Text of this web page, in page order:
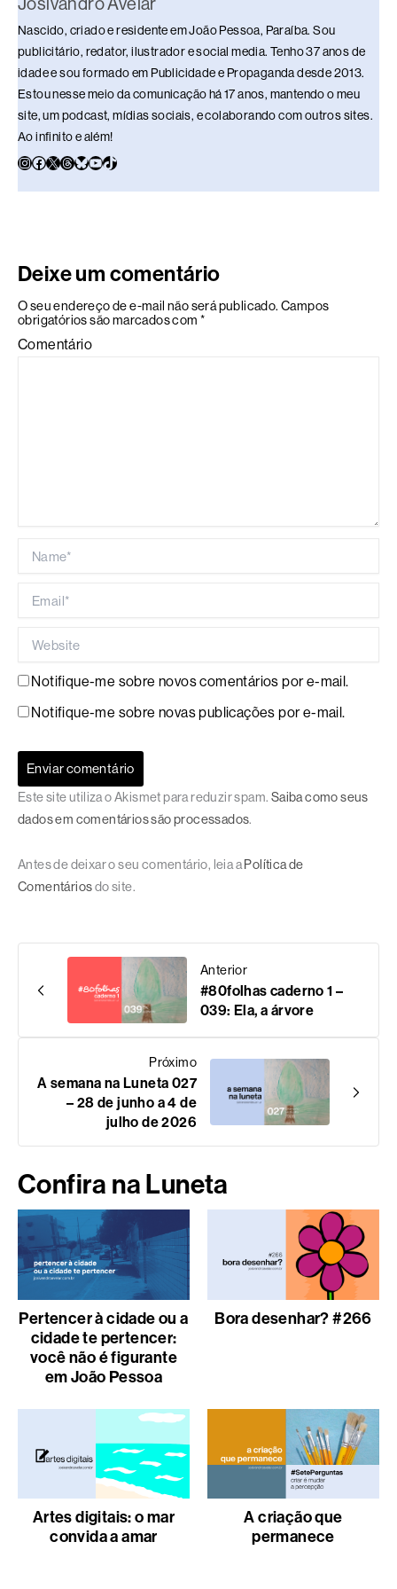
Josivandro Avelar
Nascido, criado e residente em João Pessoa, Paraíba. Sou
publicitário, redator, ilustrador e social media. Tenho 37 anos de
idade e sou formado em Publicidade e Propaganda desde 2013.
Estou nesse meio da comunicação há 17 anos, mantendo o meu
site, um podcast, mídias sociais, e colaborando com outros sites.
Ao infinito e além!
Deixe um comentário
O seu endereço de e-mail não será publicado. Campos
obrigatórios são marcados com *
Comentário
Notifique-me sobre novos comentários por e-mail.
Notifique-me sobre novas publicações por e-mail.
Este site utiliza o Akismet para reduzir spam. Saiba como seus
dados em comentários são processados.
Antes de deixar o seu comentário, leia a Política de
Comentáriosdo site.
Anterior
#80folhas caderno 1 –
039: Ela, a árvore
Próximo
A semana na Luneta 027
– 28 de junho a 4 de
julho de 2026
Confira na Luneta
Pertencer à cidade ou a
cidade te pertencer:
você não é figurante
em João Pessoa
Bora desenhar? #266
Artes digitais: o mar
convida a amar
A criação que
permanece